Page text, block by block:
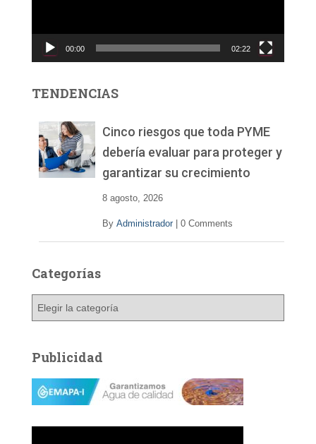
c
d
00:00 02:22
TENDENCIAS
Cinco riesgos que toda PYME
debería evaluar para proteger y
garantizar su crecimiento
8 agosto, 2026
By Administrador 0 Comments
Categorías
g
o
a
Publicidad